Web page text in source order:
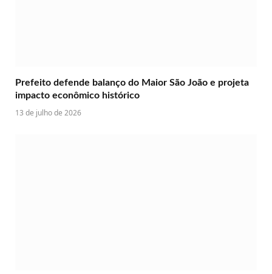
Prefeito defende balanço do Maior São João e projeta
impacto econômico histórico
13 de julho de 2026